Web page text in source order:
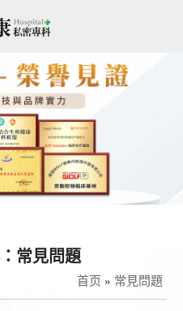
常見問題
首页 » 常見問題